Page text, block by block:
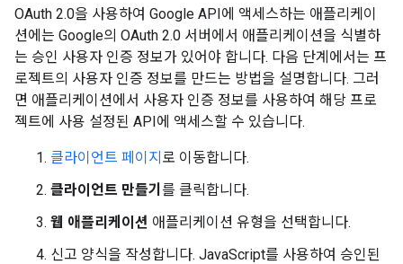
OAuth 2.0을 사용하여 Google API에 액세스하는 애플리케이
션에는 Google의 OAuth 2.0 서버에서 애플리케이션을 식별하
는 승인 사용자 인증 정보가 있어야 합니다. 다음 단계에서는 프
로젝트의 사용자 인증 정보를 만드는 방법을 설명합니다. 그러
면 애플리케이션에서 사용자 인증 정보를 사용하여 해당 프로
젝트에 사용 설정된 API에 액세스할 수 있습니다.
클라이언트 페이지 로 이동합니다.
클라이언트 만들기 를 클릭합니다.
웹 애플리케이션 애플리케이션 유형을 선택합니다.
신고 양식을 작성합니다. JavaScript를 사용하여 승인된